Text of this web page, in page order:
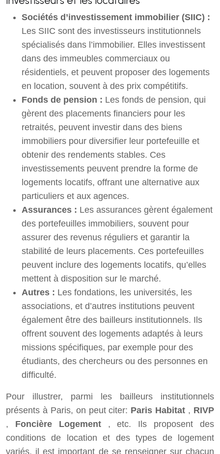
Sociétés d’investissement immobilier (SIIC) :
Les SIIC sont des investisseurs institutionnels
spécialisés dans l’immobilier. Elles investissent
dans des immeubles commerciaux ou
résidentiels, et peuvent proposer des logements
en location, souvent à des prix compétitifs.
Fonds de pension : Les fonds de pension, qui
gèrent des placements financiers pour les
retraités, peuvent investir dans des biens
immobiliers pour diversifier leur portefeuille et
obtenir des rendements stables. Ces
investissements peuvent prendre la forme de
logements locatifs, offrant une alternative aux
particuliers et aux agences.
Assurances : Les assurances gèrent également
des portefeuilles immobiliers, souvent pour
assurer des revenus réguliers et garantir la
stabilité de leurs placements. Ces portefeuilles
peuvent inclure des logements locatifs, qu’elles
mettent à disposition sur le marché.
Autres : Les fondations, les universités, les
associations, et d’autres institutions peuvent
également être des bailleurs institutionnels. Ils
offrent souvent des logements adaptés à leurs
missions spécifiques, par exemple pour des
étudiants, des chercheurs ou des personnes en
difficulté.
Pour illustrer, parmi les bailleurs institutionnels
présents à Paris, on peut citer: Paris Habitat , RIVP
, Foncière Logement , etc. Ils proposent des
conditions de location et des types de logement
variés, il est important de se renseigner sur chacun